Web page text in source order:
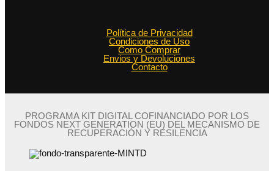
Política de Privacidad
Condiciones de Uso
Como Comprar
Envios y Devoluciones
Contacto
PROGRAMA KIT DIGITAL COFINANCIADO POR LOS
FONDOS NEXT GENERATION (EU) DEL MECANISMO DE
RECUPERACIÓN Y RESILENCIA